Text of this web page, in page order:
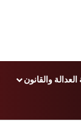
العدالة والقانون